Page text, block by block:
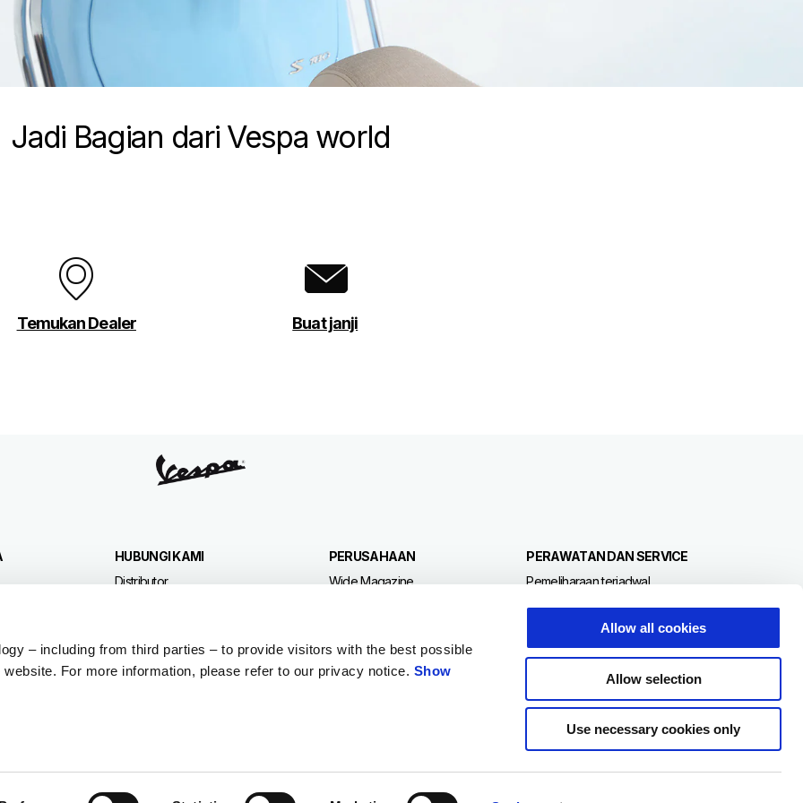
– including from third parties – to provide visitors with the best possible
For more information, please refer to our privacy notice. Show
Allow all cookies
Allow selection
Use necessary cookies only
Jadi Bagian dari Vespa world
Temukan Dealer Buat janji
HUBUNGI KAMI
Distributor
PERUSAHAAN
Wide Magazine
PERAWATAN DAN SERVICE
Pemeliharaan terjadwal